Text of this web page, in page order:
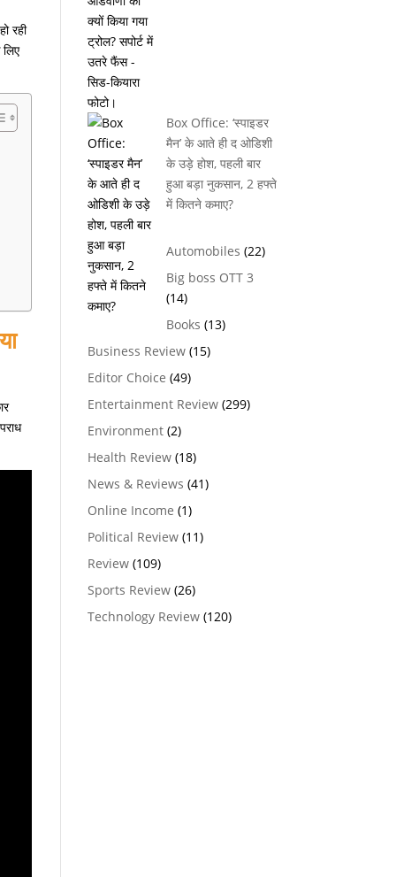
रही
Box Office: ‘स्पाइडर
मैन’ के आते ही द ओडिशी
के उड़े होश, पहली बार
हुआ बड़ा नुकसान, 2 हफ्ते
में कितने कमाए?
Automobiles (22)
Big boss OTT 3
(14)
Books (13)
Business Review(15)
Editor Choice (49)
Entertainment Review(299)
Environment(2)
Health Review(18)
News & Reviews (41)
Online Income (1)
Political Review(11)
Review(109)
Sports Review(26)
Technology Review(120)